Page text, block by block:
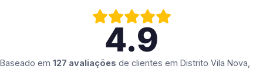
4.9
Baseado em 127 avaliações de clientes em Distrito Vila Nova,